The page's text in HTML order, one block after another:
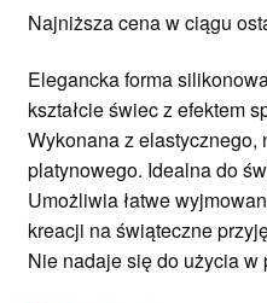
wynosiła:
165.99zł.
Najniższa cena w ciągu
Elegancka forma
kształcie świec z efektem
Wykonana z
platynowego. Idealna do
Umożliwia łatwe
kreacji na świąteczne
Nie nadaje się do użycia w